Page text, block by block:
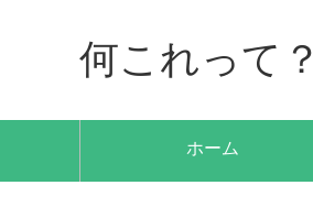
何これって？
ホーム